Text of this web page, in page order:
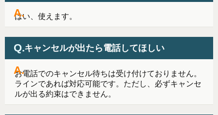
はい、使えます。
キャンセルが出たら電話してほしい
お電話でのキャンセル待ちは受け付けておりません。
ラインであれば対応可能です。ただし、必ずキャンセ
ルが出る約束はできません。